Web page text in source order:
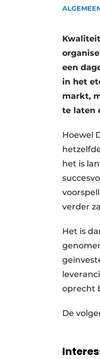
een
in het
markt,
te laten
Hoewel
het is
verder
Het is
oprecht
De